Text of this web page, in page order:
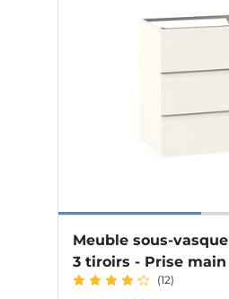
Meuble sous-
3 tiroirs - Prise
PHOENIX
(12)